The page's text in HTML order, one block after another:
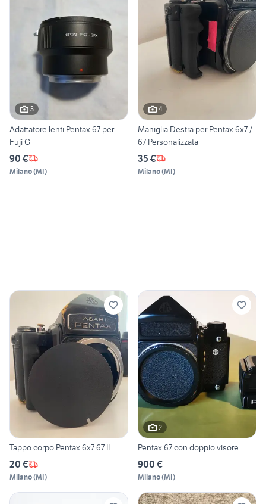
3
Adattatore lenti Pentax 67 per
Fuji G
90 €
Milano(MI)
4
Maniglia Destra per Pentax 6x7 /
67 Personalizzata
35 €
Milano(MI)
Tappo corpo Pentax 6x7 67 II
20 €
Milano(MI)
2
Pentax 67 con doppio visore
900 €
Milano(MI)